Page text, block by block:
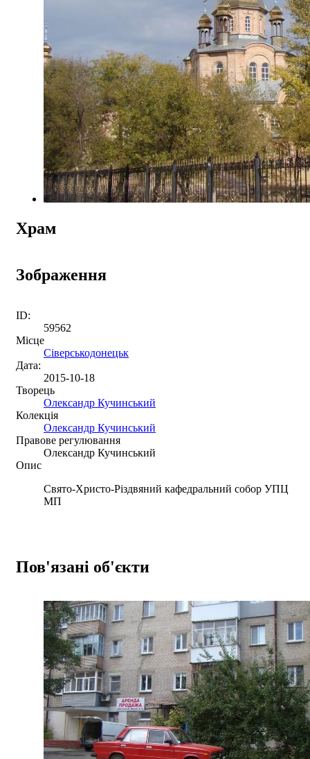
Храм
Зображення
ID:
59562
Місце
Сіверськодонецьк
Дата:
2015-10-18
Творець
Олександр Кучинський
Колекція
Олександр Кучинський
Правове регулювання
Олександр Кучинський
Опис
Свято-Христо-Різдвяний кафедральний собор УПЦ
МП
Пов'язані об'єкти